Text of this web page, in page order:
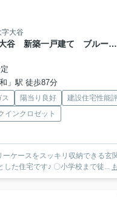
字大谷
さいたま市見沼区大谷 新築一戸建て ブルーミングガーデン 02
」駅 徒歩87分
陽当り良好
建設住宅性能
インクロゼット
ケースをスッキリ収納できる玄
面積50坪以上！広々とした住宅です♪ 〇小学校まで徒...